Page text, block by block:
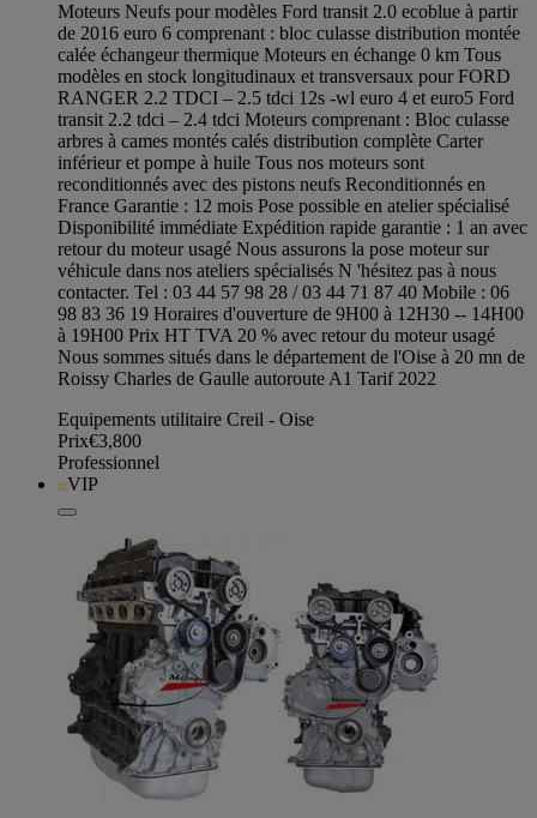
Moteurs Neufs pour modèles Ford transit 2.0 ecoblue à partir
de 2016 euro 6 comprenant : bloc culasse distribution montée
calée échangeur thermique Moteurs en échange 0 km Tous
modèles en stock longitudinaux et transversaux pour FORD
RANGER 2.2 TDCI – 2.5 tdci 12s -wl euro 4 et euro5 Ford
transit 2.2 tdci – 2.4 tdci Moteurs comprenant : Bloc culasse
arbres à cames montés calés distribution complète Carter
inférieur et pompe à huile Tous nos moteurs sont
reconditionnés avec des pistons neufs Reconditionnés en
France Garantie : 12 mois Pose possible en atelier spécialisé
Disponibilité immédiate Expédition rapide garantie : 1 an avec
retour du moteur usagé Nous assurons la pose moteur sur
véhicule dans nos ateliers spécialisés N 'hésitez pas à nous
contacter. Tel : 03 44 57 98 28 / 03 44 71 87 40 Mobile : 06
98 83 36 19 Horaires d'ouverture de 9H00 à 12H30 -- 14H00
à 19H00 Prix HT TVA 20 % avec retour du moteur usagé
Nous sommes situés dans le département de l'Oise à 20 mn de
Roissy Charles de Gaulle autoroute A1 Tarif 2022
Equipements utilitaire Creil - Oise
Prix€3,800
Professionnel
VIP